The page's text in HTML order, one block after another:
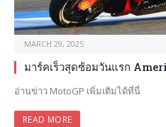
MARCH 29, 2025
มาร์คเร็วสุดซ้อมวันแรก
อ่านข่าว MotoGP เพิ่มเติมได้ที่นี่
READ MORE